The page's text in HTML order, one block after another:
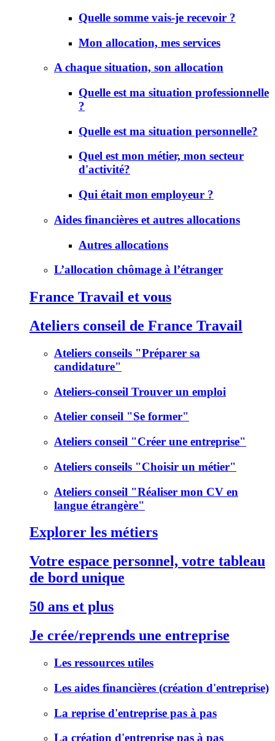
Quelle somme vais-je recevoir ?
Mon allocation, mes services
A chaque situation, son allocation
Quelle est ma situation professionnelle
?
Quelle est ma situation personnelle?
Quel est mon métier, mon secteur
d'activité?
Qui était mon employeur ?
Aides financières et autres allocations
Autres allocations
L’allocation chômage à l’étranger
France Travail et vous
Ateliers conseil de France Travail
Ateliers conseils "Préparer sa
candidature"
Ateliers-conseil Trouver un emploi
Atelier conseil "Se former"
Ateliers conseil "Créer une entreprise"
Ateliers conseils "Choisir un métier"
Ateliers conseil "Réaliser mon CV en
langue étrangère"
Explorer les métiers
Votre espace personnel, votre tableau
de bord unique
50 ans et plus
Je crée/reprends une entreprise
Les ressources utiles
Les aides financières (création d'entreprise)
La reprise d'entreprise pas à pas
La création d'entreprise pas à pas